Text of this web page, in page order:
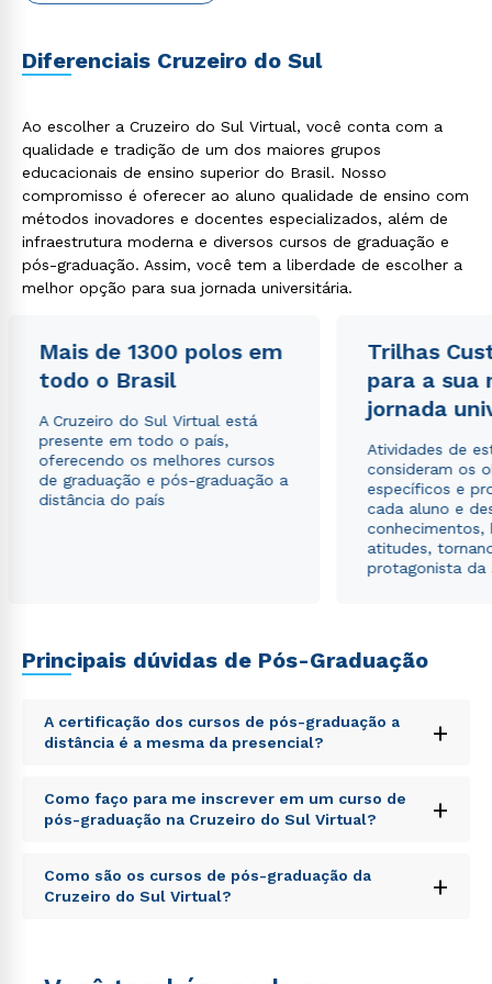
Diferenciais Cruzeiro do Sul
Ao escolher a Cruzeiro do Sul Virtual, você conta com a
qualidade e tradição de um dos maiores grupos
educacionais de ensino superior do Brasil. Nosso
compromisso é oferecer ao aluno qualidade de ensino com
métodos inovadores e docentes especializados, além de
infraestrutura moderna e diversos cursos de graduação e
pós-graduação. Assim, você tem a liberdade de escolher a
melhor opção para sua jornada universitária.
Mais de 1300 polos em
todo o Brasil
A Cruzeiro do Sul Virtual está
presente em todo o país,
oferecendo os melhores cursos
de graduação e pós-graduação a
distância do país
Trilhas
para a sua
jornada
Atividades de
consideram os
específicos e
cada aluno e
conhecimentos,
atitudes,
protagonista da
Principais dúvidas de Pós-Graduação
A certificação dos cursos de pós-graduação a
distância é a mesma da presencial?
+
Sed ut perspiciatis unde omnis iste natus error sit
voluptatem accusantium doloremque laudantium,
totam rem aperiam, eaque ipsa quae ab illo inventore
explicabo. Nemo enim ipsam voluptatem quia
voluptas sit aspernatur aut odit aut fugit, sed quia
Como faço para me inscrever em um curso de
pós-graduação na Cruzeiro do Sul Virtual?
+
Sed ut perspiciatis unde omnis iste natus error sit
voluptatem accusantium doloremque laudantium,
Como são os cursos de pós-graduação da
Cruzeiro do Sul Virtual?
+
Rápido e fácil
WhatsApp
ou
Estou de acordo com a Política de Privacidade.e
autorizo que meus dados sejam utilizados para o
envio de conteúdos da Cruzeiro do Sul.